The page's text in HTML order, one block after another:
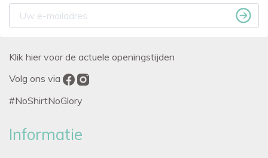
Klik hier voor de actuele openingstijden
Volg ons via
#NoShirtNoGlory
Informatie